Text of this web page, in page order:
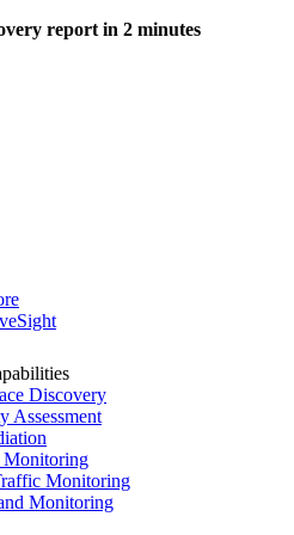
report in 2 minutes
Discovery
Assessment
Monitoring
Monitoring
Monitoring